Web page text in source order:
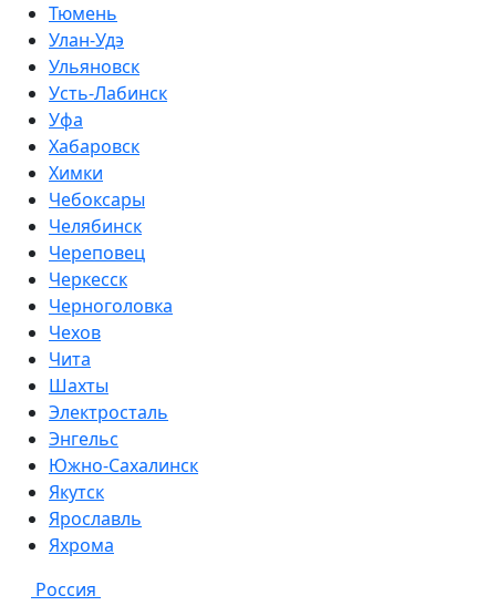
Тюмень
Улан-Удэ
Ульяновск
Усть-Лабинск
Уфа
Хабаровск
Химки
Чебоксары
Челябинск
Череповец
Черкесск
Черноголовка
Чехов
Чита
Шахты
Электросталь
Энгельс
Южно-Сахалинск
Якутск
Ярославль
Яхрома
Россия